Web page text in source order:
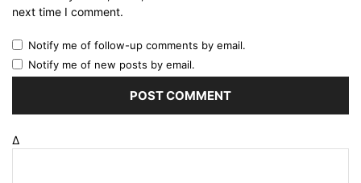
next time I comment.
Notify me of follow-up comments by email.
Notify me of new posts by email.
Δ